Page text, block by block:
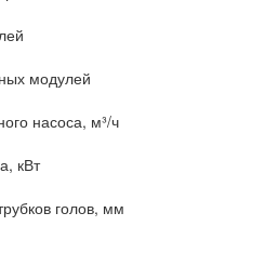
модулей
насоса, м³/ч
кВт
голов, мм